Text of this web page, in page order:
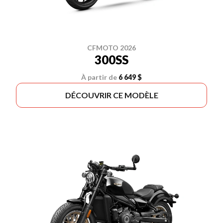
CFMOTO 2026
300SS
À partir de 6 649 $
DÉCOUVRIR CE MODÈLE